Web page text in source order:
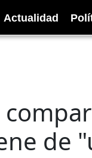
Actualidad
de